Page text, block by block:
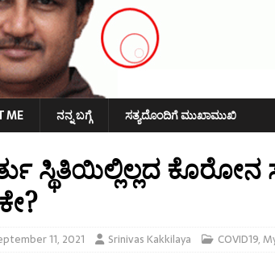
ME ನನ್ನ ಬಗ್ಗೆ ಸತ್ಯದೊಂದಿಗೆ ಮುಖಾಮುಖಿ
ಸ್ಥಿತಿಯಿಲ್ಲಿಲ್ಲದ
11, 2021 Srinivas Kakkilaya COVID19,